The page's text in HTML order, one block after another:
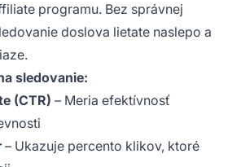
programu. Bez správnej
doslova lietate naslepo a
sledovanie:
(CTR) – Meria efektívnosť
– Ukazuje percento klikov, ktoré